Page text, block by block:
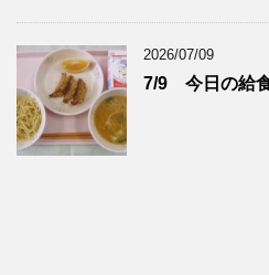
2026/07/09
7/9 今日の給